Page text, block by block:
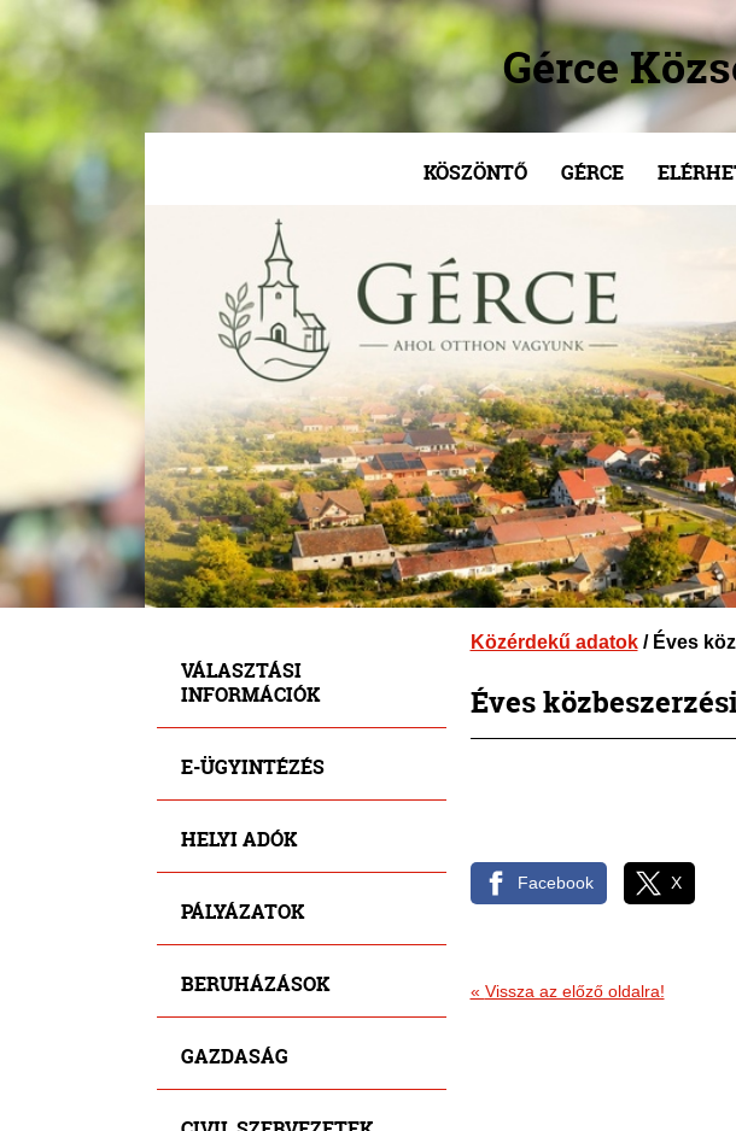
Gérce
KÖSZÖNTŐ GÉRCE
VÁLASZTÁSI
INFORMÁCIÓK
E-ÜGYINTÉZÉS
HELYI ADÓK
PÁLYÁZATOK
BERUHÁZÁSOK
GAZDASÁG
Közérdekű adatok/ Éves
Éves
Facebook X
« Vissza az előző oldalra!